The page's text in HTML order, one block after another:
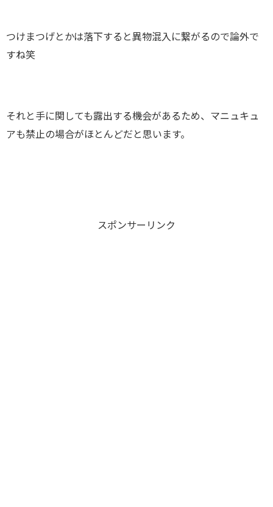
つけまつげとかは落下すると異物混入に繋がるので論外で
すね笑
それと手に関しても露出する機会があるため、マニュキュ
アも禁止の場合がほとんどだと思います。
スポンサーリンク